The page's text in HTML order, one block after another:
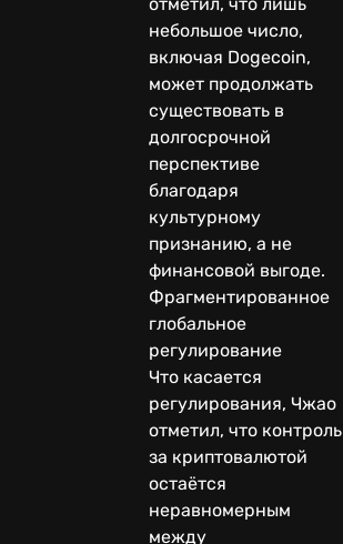
небольшое число,
включая Dogecoin,
может продолжать
существовать в
долгосрочной
перспективе
благодаря
культурному
признанию, а не
финансовой выгоде.
Фрагментированное
глобальное
регулирование
Что касается
регулирования, Чжао
отметил, что контроль
за криптовалютой
остаётся
неравномерным
между